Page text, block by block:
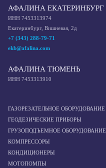
АФАЛИНА ЕКАТЕРИНБУРГ
ИНН 7453313974
Екатеринбург, Вишневая, 2д
+7 (343) 288-79-71
ekb@afalina.com
АФАЛИНА ТЮМЕНЬ
ИНН 7453313910
ГАЗОРЕЗАТЕЛЬНОЕ ОБОРУДОВАНИЕ
ГЕОДЕЗИЧЕСКИЕ ПРИБОРЫ
ГРУЗОПОДЪЕМНОЕ ОБОРУДОВАНИЕ
КОМПРЕССОРЫ
КОНДИЦИОНЕРЫ
МОТОПОМПЫ